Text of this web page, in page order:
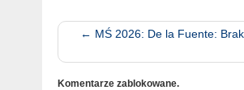
← MŚ 2026: De la Fuente:
Komentarze zablokowane.